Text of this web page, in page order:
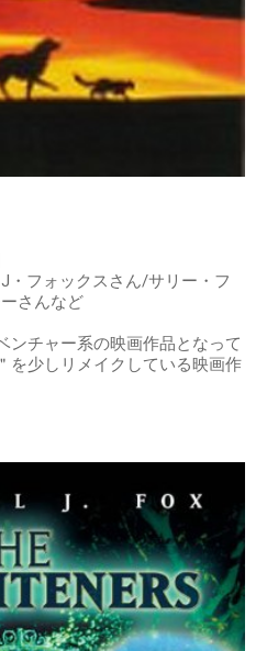
・フォックスさん/サリー・フ
さんなど
ンチャー系の映画作品となって
を少しリメイクしている映画作